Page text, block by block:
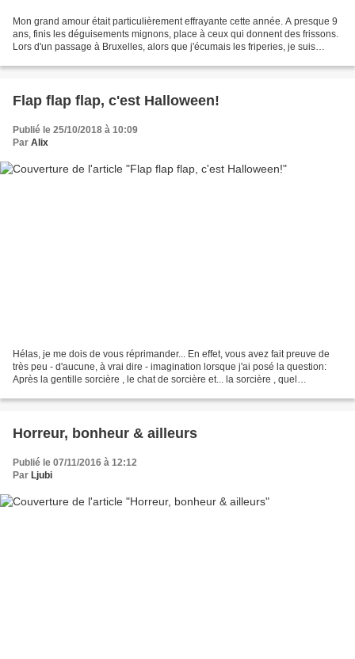
Mon grand amour était particulièrement effrayante cette année. A presque 9
ans, finis les déguisements mignons, place à ceux qui donnent des frissons.
Lors d'un passage à Bruxelles, alors que j'écumais les friperies, je suis
Flap flap flap, c'est Halloween!
Publié le 25/10/2018 à 10:09
Par Alix
Hélas, je me dois de vous réprimander... En effet, vous avez fait preuve de
très peu - d'aucune, à vrai dire - imagination lorsque j'ai posé la question:
Après la gentille sorcière , le chat de sorcière et... la sorcière , quel
Horreur, bonheur & ailleurs
Publié le 07/11/2016 à 12:12
Par Ljubi